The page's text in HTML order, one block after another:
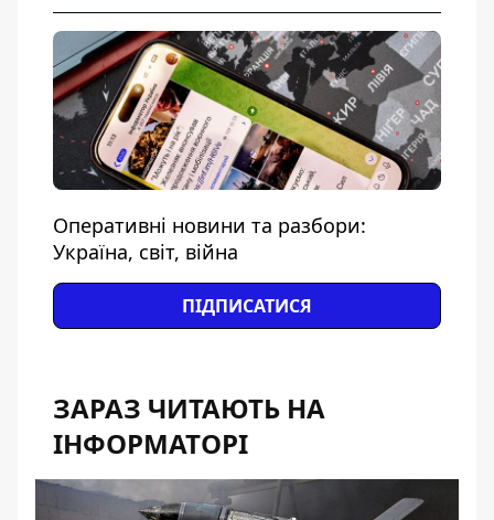
Оперативні новини та разбори:
Україна, світ, війна
ПІДПИСАТИСЯ
ЗАРАЗ ЧИТАЮТЬ НА
ІНФОРМАТОРІ